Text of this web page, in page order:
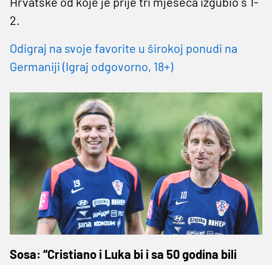
2.
Odigraj na svoje favorite u širokoj ponudi na
Germaniji (Igraj odgovorno, 18+)
Sosa: “Cristiano i Luka bi i sa 50 godina bili